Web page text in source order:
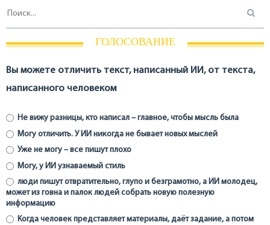
ГОЛОСОВАНИЕ
Вы можете отличить текст, написанный ИИ, от текста,
написанного человеком
Не вижу разницы, кто написал – главное, чтобы мысль была
Могу отличить. У ИИ никогда не бывает новых мыслей
Уже не могу – все пишут плохо
Могу, у ИИ узнаваемый стиль
люди пишут отвратительно, глупо и безграмотно, а ИИ молодец,
может из говна и палок людей собрать новую полезную
информацию
Когда человек представляет материалы, даёт задание, а потом